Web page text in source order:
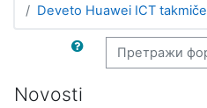
Deveto Huawei ICT
Претражи
Novosti